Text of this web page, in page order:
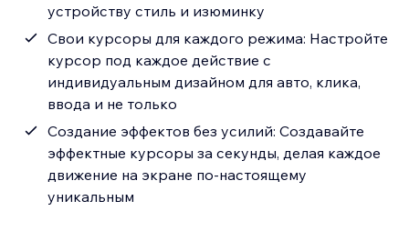
устройству стиль и изюминку
Свои курсоры для каждого режима: Настройте
курсор под каждое действие с
индивидуальным дизайном для авто, клика,
ввода и не только
Создание эффектов без усилий: Создавайте
эффектные курсоры за секунды, делая каждое
движение на экране по-настоящему
уникальным